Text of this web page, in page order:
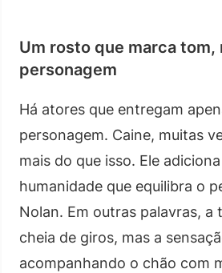
Um rosto que marca tom,
personagem
Há atores que entregam
personagem. Caine, muitas
mais do que isso. Ele
humanidade que equilibra o
Nolan. Em outras palavras, a
cheia de giros, mas a
acompanhando o chão com